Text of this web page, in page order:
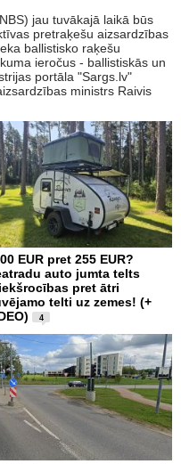
jau tuvākajā laikā būs
pretraķešu aizsardzības
ballistisko raķešu
ieročus - ballistiskās un
portāla "Sargs.lv"
ministrs Raivis
EUR pret 255 EUR?
auto jumta telts
pret ātri
telti uz zemes! (+
4